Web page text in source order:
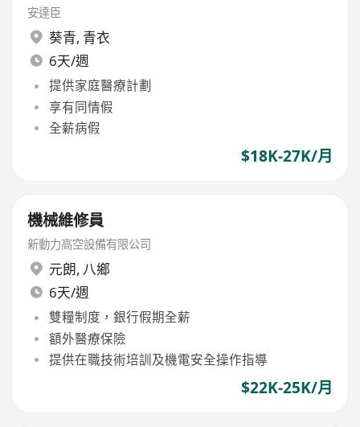
安達臣
葵青, 青衣
6天/週
提供家庭醫療計劃
享有同情假
全薪病假
$18K-27K/月
機械維修員
新動力高空設備有限公司
元朗, 八鄉
6天/週
雙糧制度，銀行假期全薪
額外醫療保險
提供在職技術培訓及機電安全操作指導
$22K-25K/月